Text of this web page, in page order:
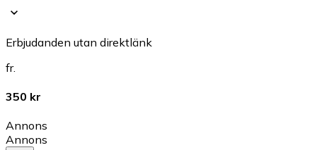
Erbjudanden utan direktlänk
fr.
350 kr
Annons
Annons